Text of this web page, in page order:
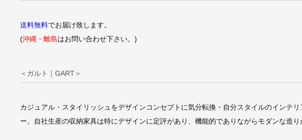
送料無料でお届け致します。
(沖縄・離島はお問い合わせ下さい。)
＜ガルト｜GART＞
カジュアル・スタイリッシュをデザインコンセプトに気分転換・自分スタイルのインテ
ー。自社生産の収納家具は特にデザインに定評があり、機能的でありながらモダンな造り